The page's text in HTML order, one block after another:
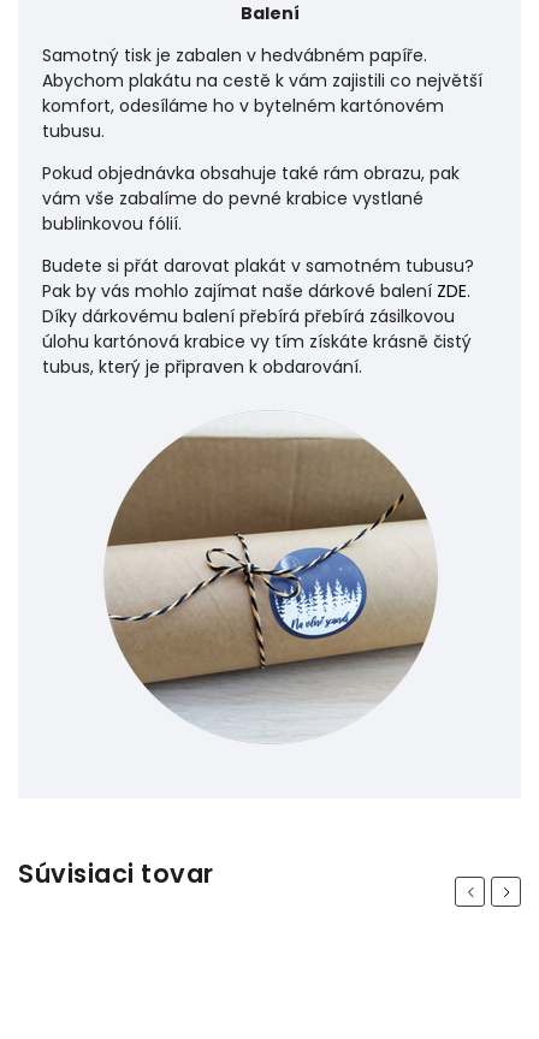
Balení
Samotný tisk je zabalen v hedvábném papíře.
Abychom plakátu na cestě k vám zajistili co největší
komfort, odesíláme ho v bytelném kartónovém
tubusu.
Pokud objednávka obsahuje také rám obrazu, pak
vám vše zabalíme do pevné krabice vystlané
bublinkovou fólií.
Budete si přát darovat plakát v samotném tubusu?
Pak by vás mohlo zajímat naše dárkové balení ZDE.
Díky dárkovému balení přebírá přebírá zásilkovou
úlohu kartónová krabice vy tím získáte krásně čistý
tubus, který je připraven k obdarování.
Súvisiaci tovar Previous
Next